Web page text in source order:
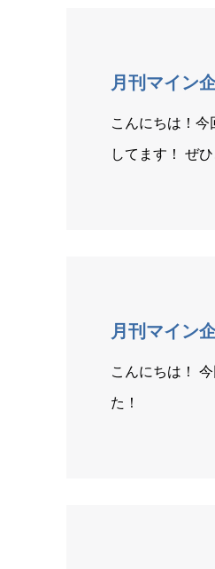
月刊マイン
こんにちは！
してます！ ぜ
月刊マイン
こんにちは！
た！